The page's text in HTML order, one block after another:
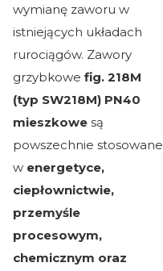
wymianę zaworu w
istniejących układach
rurociągów. Zawory
grzybkowe fig. 218M
(typ SW218M) PN40
mieszkowe są
powszechnie stosowane
w energetyce,
ciepłownictwie,
przemyśle
procesowym,
chemicznym oraz